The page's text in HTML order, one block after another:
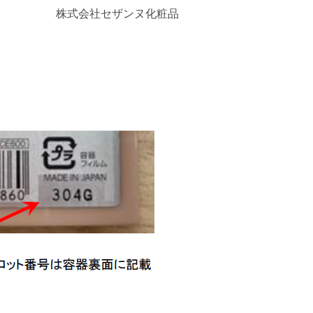
株式会社セザンヌ化粧品